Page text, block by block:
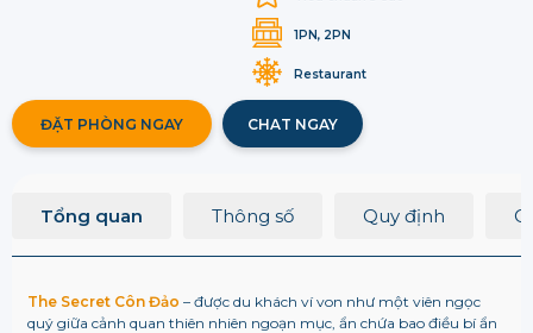
1PN, 2PN
Restaurant
ĐẶT PHÒNG NGAY CHAT NGAY
Tổng quan Thông số Quy định
The Secret Côn Đảo – được du khách ví von như một viên ngọc
quý giữa cảnh quan thiên nhiên ngoạn mục, ẩn chứa bao điều bí ẩn